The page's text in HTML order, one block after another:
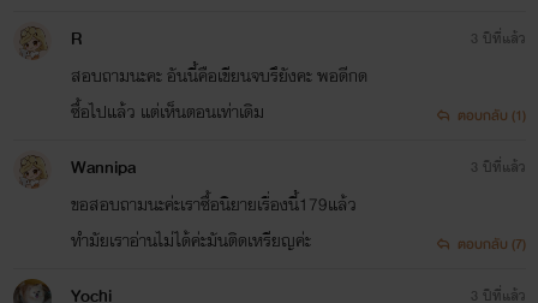
R
สอบถามนะคะ อันนี้คือเขียนจบรึยังคะ พอดีกด
ซื้อไปแล้ว แต่เห็นตอนเท่าเดิม
3 ปีที่แล้ว
ตอบกลับ (1)
Wannipa
ขอสอบถามนะค่ะเราซื้อนิยายเรื่องนี้179แล้ว
ทำมัยเราอ่านไม่ได้ค่ะมันติดเหรียญค่ะ
3 ปีที่แล้ว
ตอบกลับ (7)
Yochi
3 ปีที่แล้ว